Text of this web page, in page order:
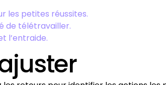
les petites réussites.
de télétravailler.
l’entraide.